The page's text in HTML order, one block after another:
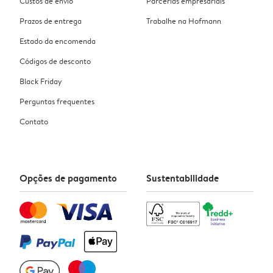
Prazos de entrega
Estado da encomenda
Códigos de desconto
Black Friday
Perguntas frequentes
Contato
Trabalhe na Hofmann
Opções de pagamento Sustentabilidade